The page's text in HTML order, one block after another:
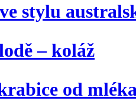
stylu
– koláž
od